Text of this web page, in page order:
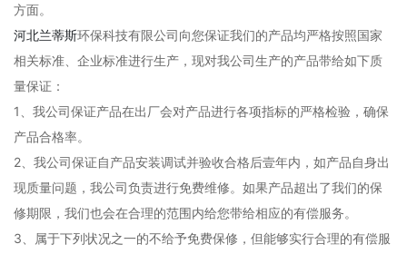
方面。
河北兰蒂斯环保科技有限公司向您保证我们的产品均严格按照国家
相关标准、企业标准进行生产，现对我公司生产的产品带给如下质
量保证：
1、我公司保证产品在出厂会对产品进行各项指标的严格检验，确保
产品合格率。
2、我公司保证自产品安装调试并验收合格后壹年内，如产品自身出
现质量问题，我公司负责进行免费维修。如果产品超出了我们的保
修期限，我们也会在合理的范围内给您带给相应的有偿服务。
3、属于下列状况之一的不给予免费保修，但能够实行合理的有偿服